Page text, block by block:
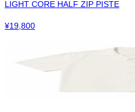
LIGHT CORE HALF ZIP PISTE
¥19,800